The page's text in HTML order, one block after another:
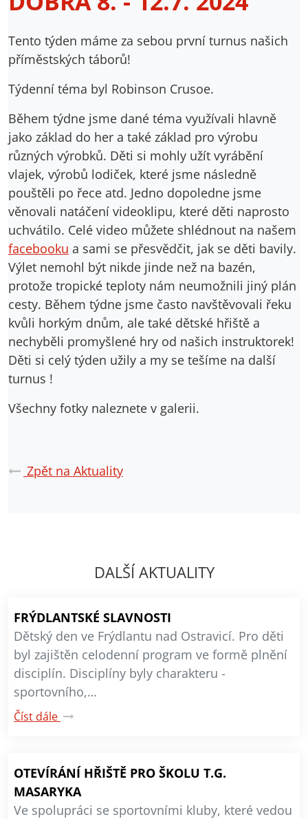
Tento týden máme za sebou první turnus našich
příměstských táborů!
Týdenní téma byl Robinson Crusoe.
Během týdne jsme dané téma využívali hlavně
jako základ do her a také základ pro výrobu
různých výrobků. Děti si mohly užít vyrábění
vlajek, výrobů lodiček, které jsme následně
pouštěli po řece atd. Jedno dopoledne jsme
věnovali natáčení videoklipu, které děti naprosto
uchvátilo. Celé video můžete shlédnout na našem
facebooku a sami se přesvědčit, jak se děti bavily.
Výlet nemohl být nikde jinde než na bazén,
protože tropické teploty nám neumožnili jiný plán
cesty. Během týdne jsme často navštěvovali řeku
kvůli horkým dnům, ale také dětské hřiště a
nechyběli promyšlené hry od našich instruktorek!
Děti si celý týden užily a my se tešíme na další
turnus !
Všechny fotky naleznete v galerii.
Zpět na Aktuality
DALŠÍ AKTUALITY
FRÝDLANTSKÉ SLAVNOSTI
Dětský den ve Frýdlantu nad Ostravicí. Pro děti
byl zajištěn celodenní program ve formě plnění
disciplín. Disciplíny byly charakteru -
sportovního,…
Číst dále
OTEVÍRÁNÍ HŘIŠTĚ PRO ŠKOLU T.G.
MASARYKA
Ve spolupráci se sportovními kluby, které vedou